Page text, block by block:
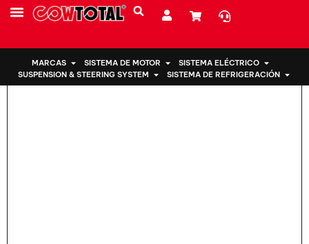
MARCAS SISTEMA DE MOTOR
SISTEMA ELÉCTRICO
SUSPENSION & STEERING SYSTEM
SISTEMA DE REFRIGERACIÓN
Hogar > Soporte de motor 50890-SWA-A81 para Honda